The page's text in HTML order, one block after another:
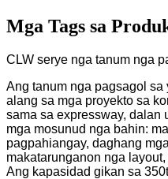
Mga Tags sa
CLW serye nga tanum nga
Ang tanum nga pagsagol sa
alang sa mga proyekto sa
sama sa expressway, dalan
mga mosunud nga bahin:
pagpahiangay, daghang
makatarunganon nga
Ang kapasidad gikan sa